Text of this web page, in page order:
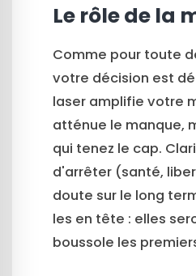
Le rôle de la
Comme pour toute
votre décision est
laser amplifie votre
atténue le manque,
qui tenez le cap.
d'arrêter (santé,
doute sur le long
les en tête : elles
boussole les